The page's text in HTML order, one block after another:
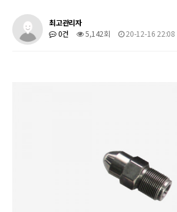
최고관리자
0건
5,142회 20-12-16 22:08